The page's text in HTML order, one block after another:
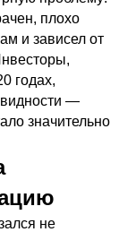
плохо
и зависел от
годах,
—
значительно
не